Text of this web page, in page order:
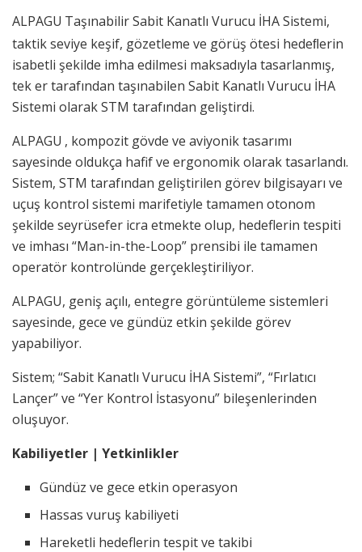
ALPAGU Taşınabilir Sabit Kanatlı Vurucu İHA Sistemi,
taktik seviye keşif, gözetleme ve görüş ötesi hedeﬂerin
isabetli şekilde imha edilmesi maksadıyla tasarlanmış,
tek er tarafından taşınabilen Sabit Kanatlı Vurucu İHA
Sistemi olarak STM tarafından geliştirdi.
ALPAGU , kompozit gövde ve aviyonik tasarımı
sayesinde oldukça hafif ve ergonomik olarak tasarlandı.
Sistem, STM tarafından geliştirilen görev bilgisayarı ve
uçuş kontrol sistemi marifetiyle tamamen otonom
şekilde seyrüsefer icra etmekte olup, hedeflerin tespiti
ve imhası “Man-in-the-Loop” prensibi ile tamamen
operatör kontrolünde gerçekleştiriliyor.
ALPAGU, geniş açılı, entegre görüntüleme sistemleri
sayesinde, gece ve gündüz etkin şekilde görev
yapabiliyor.
Sistem; “Sabit Kanatlı Vurucu İHA Sistemi”, “Fırlatıcı
Lançer” ve “Yer Kontrol İstasyonu” bileşenlerinden
oluşuyor.
Kabiliyetler | Yetkinlikler
Gündüz ve gece etkin operasyon
Hassas vuruş kabiliyeti
Hareketli hedeflerin tespit ve takibi